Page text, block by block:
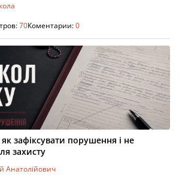
70Коментарии:0
зафіксувати порушення і не
захисту
Анатолійович